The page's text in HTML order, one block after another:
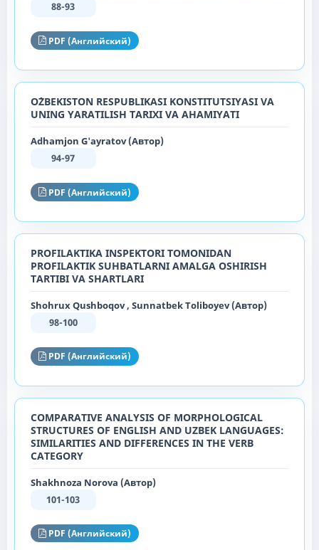
88-93
PDF (Английский)
O`ZBEKISTON RESPUBLIKASI KONSTITUTSIYASI VA
UNING YARATILISH TARIXI VA AHAMIYATI
Adhamjon G'ayratov (Автор)
94-97
PDF (Английский)
PROFILAKTIKA INSPEKTORI TOMONIDAN
PROFILAKTIK SUHBATLARNI AMALGA OSHIRISH
TARTIBI VA SHARTLARI
Shohrux Qushboqov , Sunnatbek Toliboyev (Автор)
98-100
PDF (Английский)
COMPARATIVE ANALYSIS OF MORPHOLOGICAL
STRUCTURES OF ENGLISH AND UZBEK LANGUAGES:
SIMILARITIES AND DIFFERENCES IN THE VERB
CATEGORY
Shakhnoza Norova (Автор)
101-103
PDF (Английский)